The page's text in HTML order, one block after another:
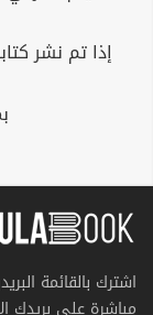
إذا تم نشر
اشترك بالقائمة
مباشرة على بريدك